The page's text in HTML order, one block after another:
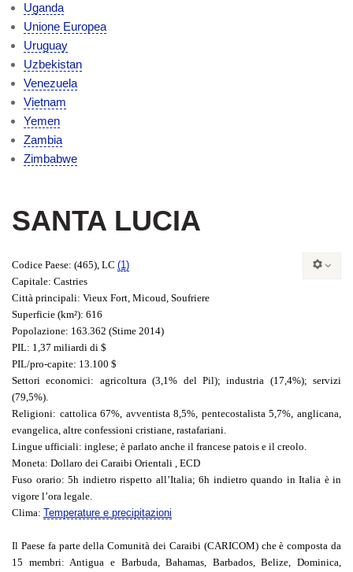
Uganda
Unione Europea
Uruguay
Uzbekistan
Venezuela
Vietnam
Yemen
Zambia
Zimbabwe
SANTA LUCIA
Codice Paese: (465), LC (1)
Capitale: Castries
Città principali: Vieux Fort, Micoud, Soufriere
Superficie (km²): 616
Popolazione: 163.362 (Stime 2014)
PIL: 1,37 miliardi di $
PIL/pro-capite: 13.100 $
Settori economici: agricoltura (3,1% del Pil); industria (17,4%); servizi
(79,5%).
Religioni: cattolica 67%, avventista 8,5%, pentecostalista 5,7%, anglicana,
evangelica, altre confessioni cristiane, rastafariani.
Lingue ufficiali: inglese; è parlato anche il francese patois e il creolo.
Moneta: Dollaro dei Caraibi Orientali , ECD
Fuso orario: 5h indietro rispetto all’Italia; 6h indietro quando in Italia è in
vigore l’ora legale.
Clima: Temperature e precipitazioni
Il Paese fa parte della Comunità dei Caraibi (CARICOM) che è composta da
15 membri: Antigua e Barbuda, Bahamas, Barbados, Belize, Dominica,